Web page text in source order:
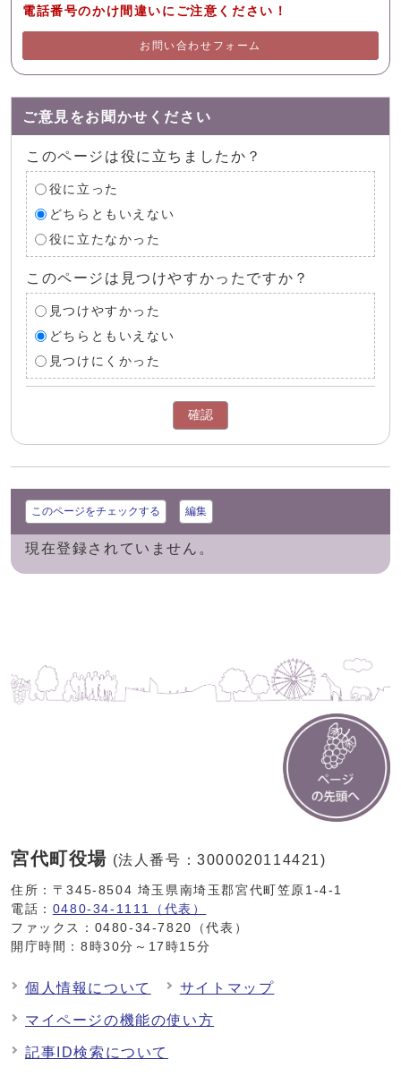
電話番号のかけ間違いにご注意ください！
お問い合わせフォーム
ご意見をお聞かせください
このページは役に立ちましたか？
役に立った
どちらともいえない
役に立たなかった
このページは見つけやすかったですか？
見つけやすかった
どちらともいえない
見つけにくかった
確認
このページをチェックする 編集
現在登録されていません。
宮代町役場 (法人番号：3000020114421)
住所：〒345-8504 埼玉県南埼玉郡宮代町笠原1-4-1
電話： 0480-34-1111（代表）
ファックス：0480-34-7820（代表）
開庁時間：8時30分～17時15分
個人情報について サイトマップ
マイページの機能の使い方
記事ID検索について